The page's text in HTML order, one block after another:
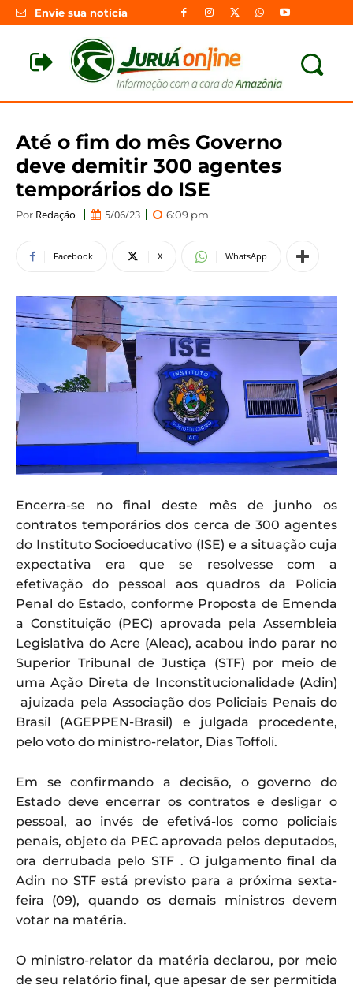
Envie sua notícia
Até o fim do mês Governo
deve demitir 300 agentes
temporários do ISE
Por Redação 5/06/23 6:09 pm
Facebook X WhatsApp
Encerra-se no final deste mês de junho os
contratos temporários dos cerca de 300 agentes
do Instituto Socioeducativo (ISE) e a situação cuja
expectativa era que se resolvesse com a
efetivação do pessoal aos quadros da Policia
Penal do Estado, conforme Proposta de Emenda
a Constituição (PEC) aprovada pela Assembleia
Legislativa do Acre (Aleac), acabou indo parar no
Superior Tribunal de Justiça (STF) por meio de
uma Ação Direta de Inconstitucionalidade (Adin)
ajuizada pela Associação dos Policiais Penais do
Brasil (AGEPPEN-Brasil) e julgada procedente,
pelo voto do ministro-relator, Dias Toffoli.
Em se confirmando a decisão, o governo do
Estado deve encerrar os contratos e desligar o
pessoal, ao invés de efetivá-los como policiais
penais, objeto da PEC aprovada pelos deputados,
ora derrubada pelo STF . O julgamento final da
Adin no STF está previsto para a próxima sexta-
feira (09), quando os demais ministros devem
votar na matéria.
O ministro-relator da matéria declarou, por meio
de seu relatório final, que apesar de ser permitida